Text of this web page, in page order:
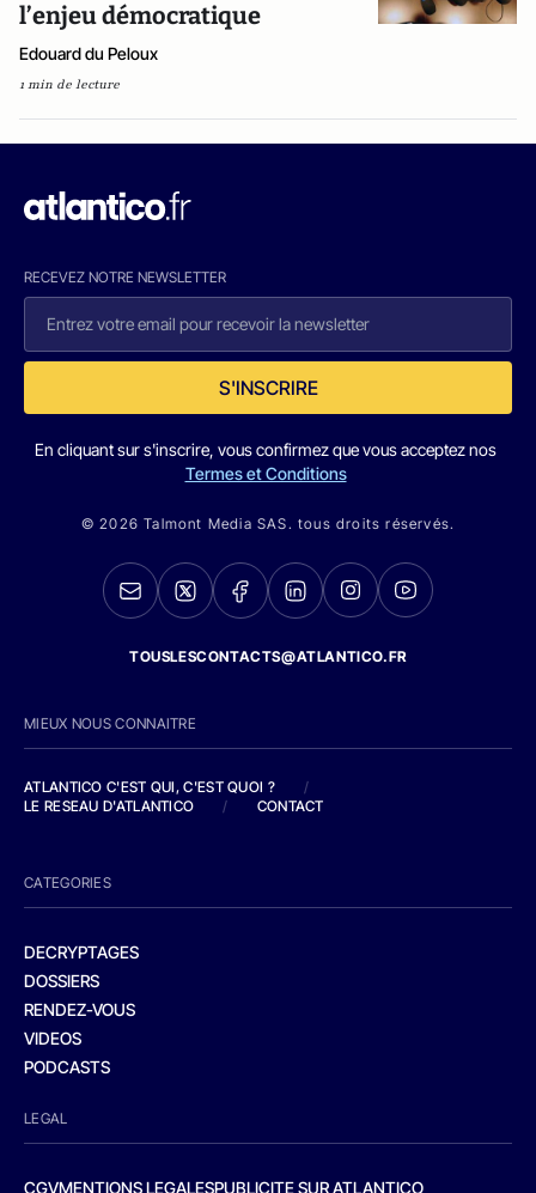
l’enjeu démocratique
Edouard du Peloux
1 min de lecture
RECEVEZ NOTRE NEWSLETTER
S'INSCRIRE
En cliquant sur s'inscrire, vous confirmez que vous acceptez nos
Termes et Conditions
© 2026 Talmont Media SAS. tous droits réservés.
TOUSLESCONTACTS@ATLANTICO.FR
MIEUX NOUS CONNAITRE
ATLANTICO C'EST QUI, C'EST QUOI ?
/
LE RESEAU D'ATLANTICO
/ CONTACT
CATEGORIES
DECRYPTAGES
DOSSIERS
RENDEZ-VOUS
VIDEOS
PODCASTS
LEGAL
CGVMENTIONS LEGALESPUBLICITE SUR ATLANTICO